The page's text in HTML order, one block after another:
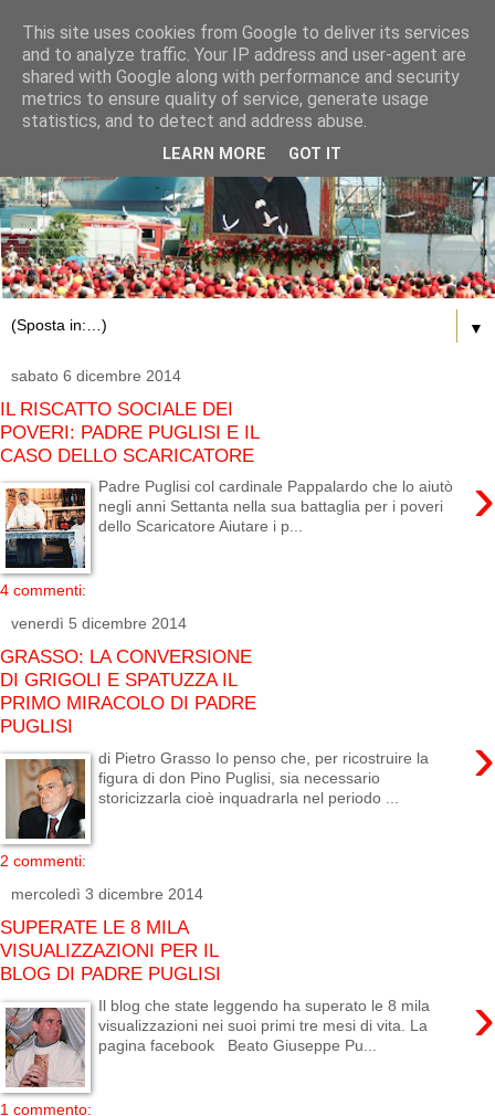
▼
sabato 6 dicembre 2014
IL RISCATTO SOCIALE DEI
POVERI: PADRE PUGLISI E IL
CASO DELLO SCARICATORE
›
Padre Puglisi col cardinale Pappalardo che lo aiutò
negli anni Settanta nella sua battaglia per i poveri
dello Scaricatore Aiutare i p...
4 commenti:
venerdì 5 dicembre 2014
GRASSO: LA CONVERSIONE
DI GRIGOLI E SPATUZZA IL
PRIMO MIRACOLO DI PADRE
PUGLISI
›
di Pietro Grasso Io penso che, per ricostruire la
figura di don Pino Puglisi, sia necessario
storicizzarla cioè inquadrarla nel periodo ...
2 commenti:
mercoledì 3 dicembre 2014
SUPERATE LE 8 MILA
VISUALIZZAZIONI PER IL
BLOG DI PADRE PUGLISI
›
Il blog che state leggendo ha superato le 8 mila
visualizzazioni nei suoi primi tre mesi di vita. La
pagina facebook Beato Giuseppe Pu...
1 commento:
This site uses cookies from Google to deliver its services
and to analyze traffic. Your IP address and user-agent are
shared with Google along with performance and security
metrics to ensure quality of service, generate usage
statistics, and to detect and address abuse.
LEARN MORE GOT IT